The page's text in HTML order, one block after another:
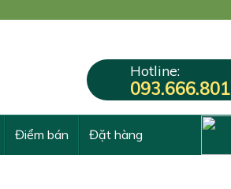
Hotline:
Điểm bán Đặt hàng